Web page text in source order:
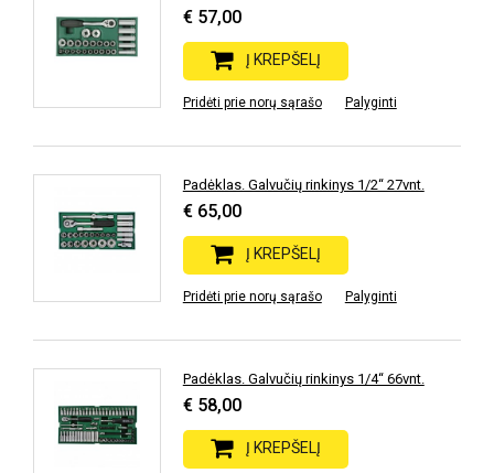
€ 57,00
Į KREPŠELĮ
Pridėti prie norų sąrašo Palyginti
Padėklas. Galvučių rinkinys 1/2“ 27vnt.
€ 65,00
Į KREPŠELĮ
Pridėti prie norų sąrašo Palyginti
Padėklas. Galvučių rinkinys 1/4“ 66vnt.
€ 58,00
Į KREPŠELĮ